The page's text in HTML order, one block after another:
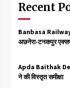
Recent
Banbasa
अछनेरा-टनकपुर
Apda Baithak
ने की विस्तृत समीक्षा